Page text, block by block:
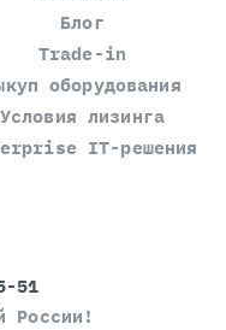
Блог
Trade-in
оборудования
Условия лизинга
IT-решения
51
России!